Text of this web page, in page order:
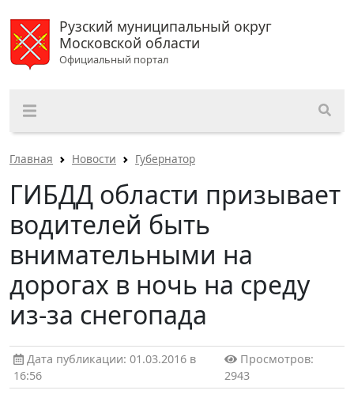
Рузский муниципальный округ
Московской области
Официальный портал
Главная Новости Губернатор
ГИБДД области призывает
водителей быть
внимательными на
дорогах в ночь на среду
из-за снегопада
Дата публикации: 01.03.2016 в
16:56
Просмотров:
2943